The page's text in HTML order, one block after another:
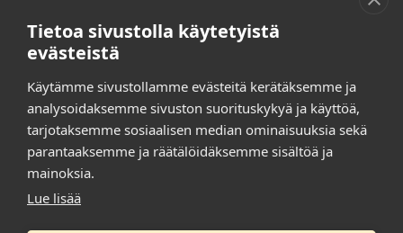
Anna-Mari Jaanu, kehittämispäällikkö,
puh. +358 50 572 4620
Henna Honkalo,
viestintäpäällikkö,
puh. +358 50 479 6618
Ilari Raiski, viestintä- ja tapahtumakoordinaattori,
puh. +358 45 130 3832
Susanna Laasio,
tarkeissatoissa[a]kt.fi
Tietoa sivustolla käytetyistä
evästeistä
Käytämme sivustollamme evästeitä kerätäksemme ja
analysoidaksemme sivuston suorituskykyä ja käyttöä,
tarjotaksemme sosiaalisen median ominaisuuksia sekä
parantaaksemme ja räätälöidäksemme sisältöä ja
mainoksia.
Lue lisää